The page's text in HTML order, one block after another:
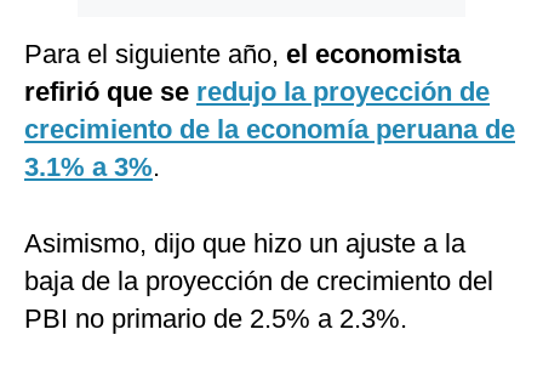
Para el siguiente año, el economista
refirió que se redujo la proyección de
crecimiento de la economía peruana de
3.1% a 3%.
Asimismo, dijo que hizo un ajuste a la
baja de la proyección de crecimiento del
PBI no primario de 2.5% a 2.3%.